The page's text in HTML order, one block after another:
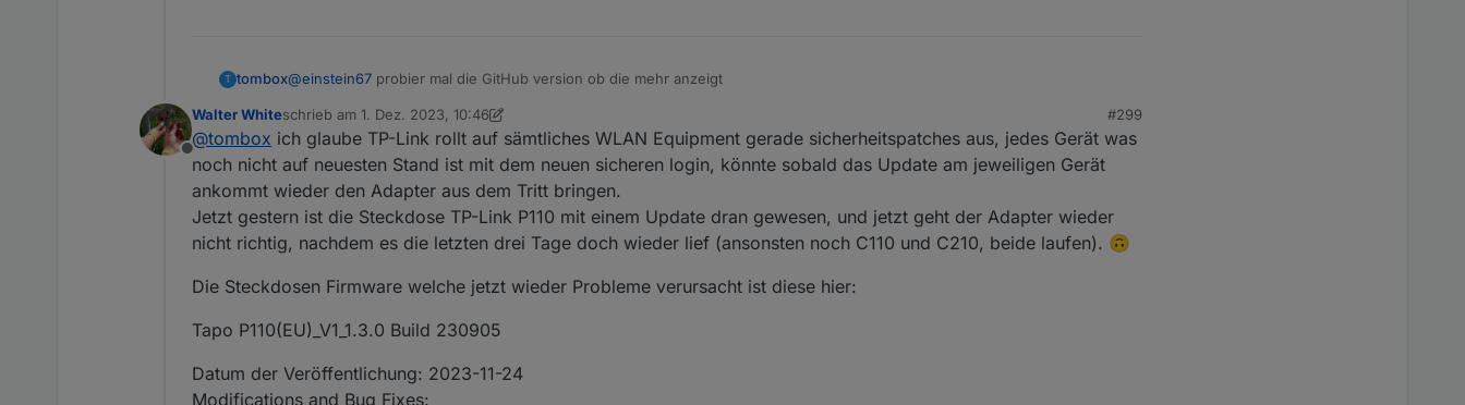
T tombox@einstein67 probier mal die GitHub version ob die mehr anzeigt
Offline
Walter Whiteschrieb am 1. Dez. 2023, 10:46
zuletzt editiert von Walter White
#299
@tombox ich glaube TP-Link rollt auf sämtliches WLAN Equipment gerade sicherheitspatches aus, jedes Gerät was
noch nicht auf neuesten Stand ist mit dem neuen sicheren login, könnte sobald das Update am jeweiligen Gerät
ankommt wieder den Adapter aus dem Tritt bringen.
Jetzt gestern ist die Steckdose TP-Link P110 mit einem Update dran gewesen, und jetzt geht der Adapter wieder
nicht richtig, nachdem es die letzten drei Tage doch wieder lief (ansonsten noch C110 und C210, beide laufen). 🙃
Die Steckdosen Firmware welche jetzt wieder Probleme verursacht ist diese hier:
Tapo P110(EU)_V1_1.3.0 Build 230905
Datum der Veröffentlichung: 2023-11-24
Modifications and Bug Fixes: